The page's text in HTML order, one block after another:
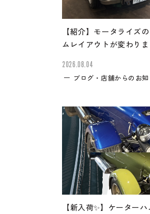
【紹介】モータライズ
ムレイアウトが変わり
2026.08.04
ブログ・店舗からのお知
【新入荷✨】ケーター